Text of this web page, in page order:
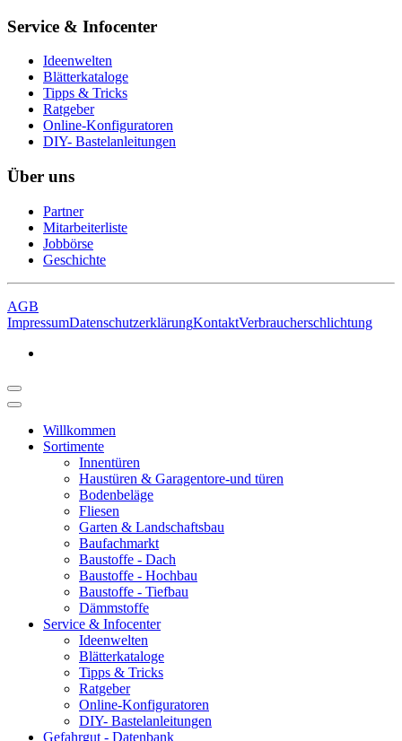
Service & Infocenter
Ideenwelten
Blätterkataloge
Tipps & Tricks
Ratgeber
Online-Konfiguratoren
DIY- Bastelanleitungen
Über uns
Partner
Mitarbeiterliste
Jobbörse
Geschichte
AGB
ImpressumDatenschutzerklärungKontaktVerbraucherschlichtung
Willkommen
Sortimente
Innentüren
Haustüren & Garagentore-und türen
Bodenbeläge
Fliesen
Garten & Landschaftsbau
Baufachmarkt
Baustoffe - Dach
Baustoffe - Hochbau
Baustoffe - Tiefbau
Dämmstoffe
Service & Infocenter
Ideenwelten
Blätterkataloge
Tipps & Tricks
Ratgeber
Online-Konfiguratoren
DIY- Bastelanleitungen
Gefahrgut - Datenbank